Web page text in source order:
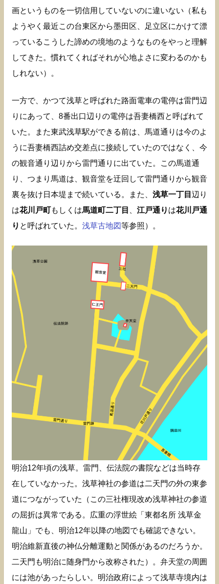
画というものを一切信用していないのに違いない（私も
ようやく最近この台東区から墨田区、足立区にかけて漂
っているこうした諦めの境地のようなものをやっと理解
してきた。慣れてくればそれが心地よさに変わるのかも
しれない）。
一方で、かつて浅草と呼ばれた路面電車の電停は雷門辺
りにあって、8番出口辺りの電停は吾妻橋西と呼ばれて
いた。また東武浅草駅ができる前は、馬道通りは今のよ
うに吾妻橋西詰め交差点に接続していたのではなく、今
の観音通り辺りから雷門通りに出ていた。この馬道通
り、つまり馬道は、観音堂を迂回して雷門通りから観音
裏を抜け日本堤まで続いている。また、 浅草一丁目 辺り
は花川戸町もしくは馬道町二丁目 江戸通り は花川戸通
り と呼ばれていた。 浅草古地図等参照）。
明治12年頃の浅草。雷門、伝法院の書院などは当時存
在していなかった。浅草神社の参道は二天門の外の東参
道につながっていた（この三社権現改め浅草神社の参道
の屈折は異常である。広重の浮世絵「東都名所 浅草金
龍山」でも、明治12年以降の地図でも確認できない。
明治維新直後の神仏分離運動と関係があるのだろうか。
二天門も明治に随身門から改称された）。弁天堂の周囲
には池があったらしい。明治政府によって浅草寺境内は